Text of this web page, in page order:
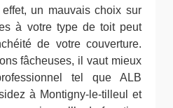
un mauvais choix sur
à votre type de toit peut
de votre couverture.
fâcheuses, il vaut mieux
tel que ALB
à Montigny-le-tilleul et